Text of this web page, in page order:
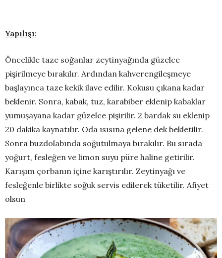
Yapılışı:
Öncelikle taze soğanlar zeytinyağında güzelce
pişirilmeye bırakılır. Ardından kahverengileşmeye
başlayınca taze kekik ilave edilir. Kokusu çıkana kadar
beklenir. Sonra, kabak, tuz, karabiber eklenip kabaklar
yumuşayana kadar güzelce pişirilir. 2 bardak su eklenip
20 dakika kaynatılır. Oda ısısına gelene dek bekletilir.
Sonra buzdolabında soğutulmaya bırakılır. Bu sırada
yoğurt, fesleğen ve limon suyu püre haline getirilir.
Karışım çorbanın içine karıştırılır. Zeytinyağı ve
fesleğenle birlikte soğuk servis edilerek tüketilir. Afiyet
olsun